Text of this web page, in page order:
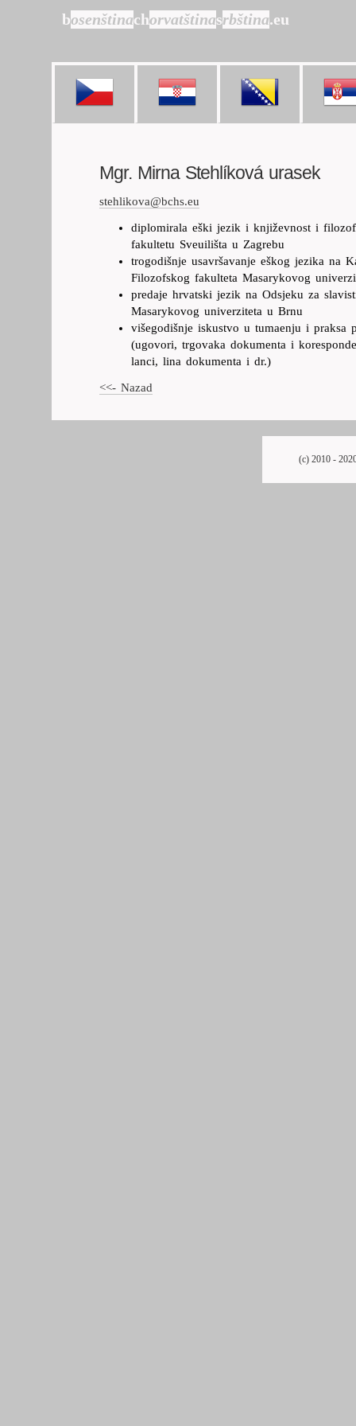
bosenštinachorvatštinasrbština.eu
Mgr. Mirna Stehlíková urasek
stehlikova@bchs.eu
diplomirala eški jezik i književnost i
fakultetu Sveuilišta u Zagrebu
trogodišnje usavršavanje eškog jezika na
Filozofskog fakulteta Masarykovog
predaje hrvatski jezik na Odsjeku za
Masarykovog univerziteta u Brnu
višegodišnje iskustvo u tumaenju i praksa
(ugovori, trgovaka dokumenta i
lanci, lina dokumenta i dr.)
<<- Nazad
(c) 2010 -